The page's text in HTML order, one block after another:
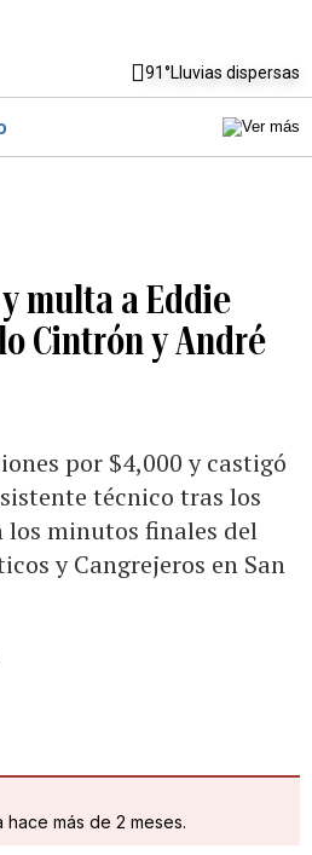
91°Lluvias dispersas
multa a Eddie
Cintrón y André
por $4,000 y castigó
técnico tras los
los minutos finales del
y Cangrejeros en San
más de 2 meses.